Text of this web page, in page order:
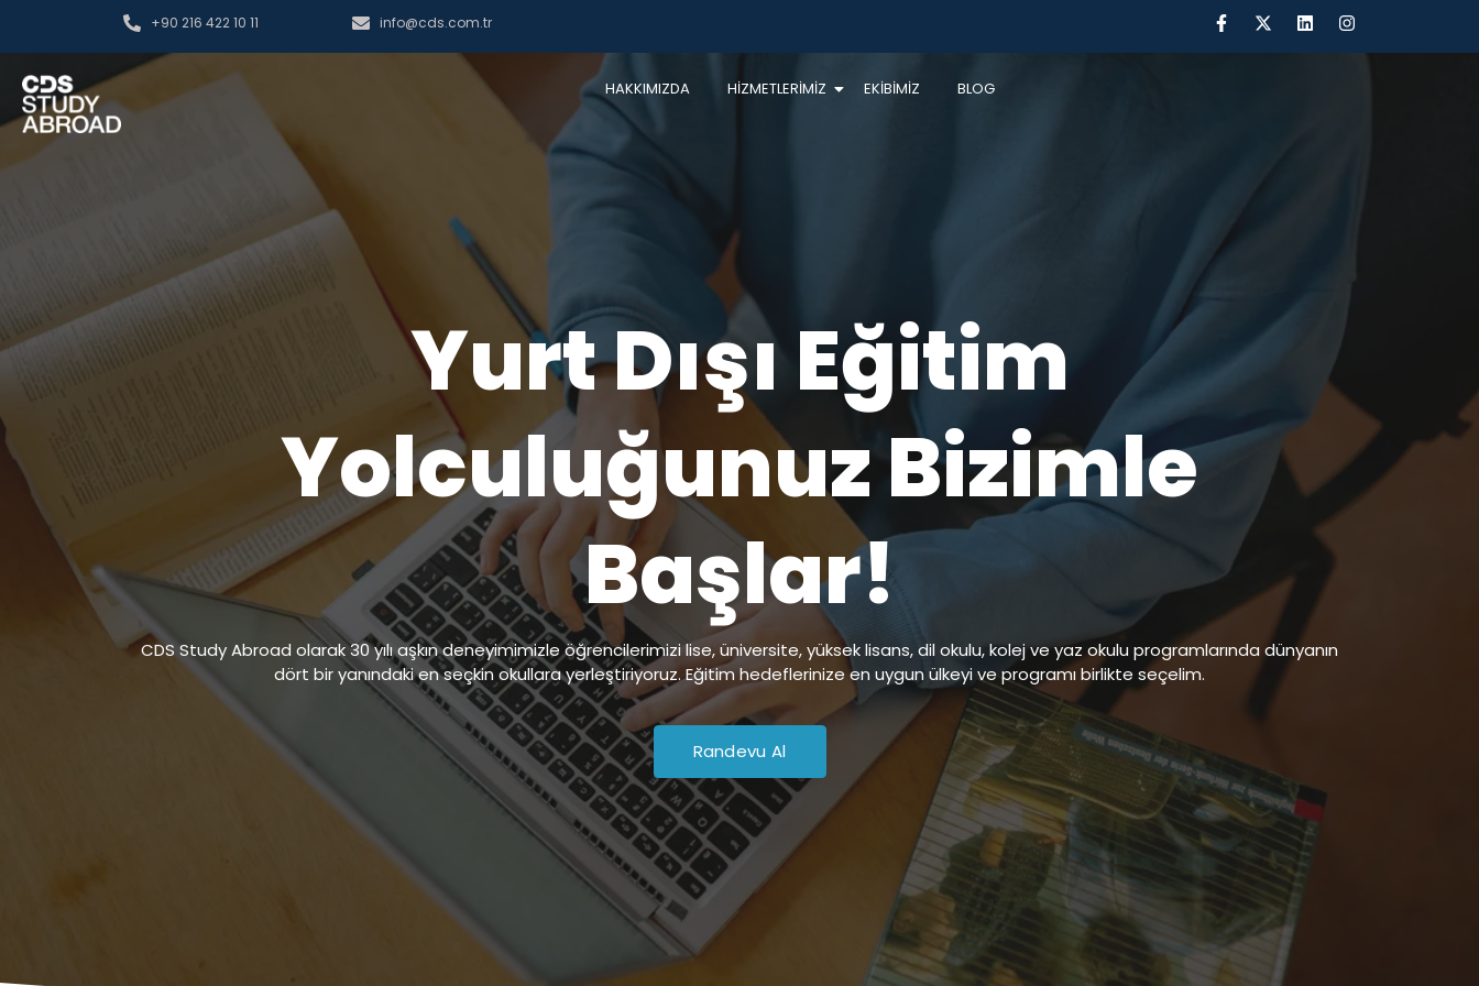
+90 216 422 10 11 info@cds.com.tr
HAKKIMIZDA HİZMETLERİMİZ EKİBİMİZ BLOG
Yurt Dışı Eğitim
Yolculuğunuz Bizimle
Başlar!
CDS Study Abroad olarak 30 yılı aşkın deneyimimizle öğrencilerimizi lise, üniversite, yüksek lisans, dil okulu, kolej ve yaz okulu programlarında dünyanın
dört bir yanındaki en seçkin okullara yerleştiriyoruz. Eğitim hedeflerinize en uygun ülkeyi ve programı birlikte seçelim.
Randevu Al